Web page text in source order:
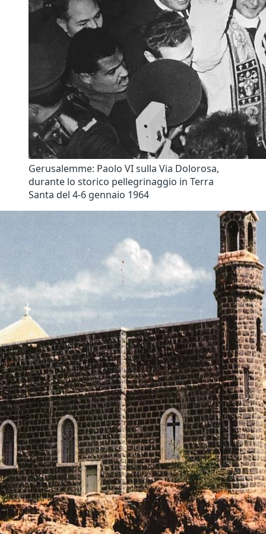
Gerusalemme: Paolo VI sulla Via Dolorosa,
durante lo storico pellegrinaggio in Terra
Santa del 4-6 gennaio 1964